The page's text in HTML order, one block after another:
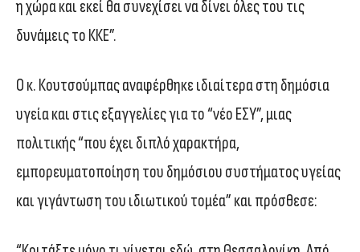
η χώρα και εκεί θα συνεχίσει να δίνει όλες του τις
δυνάμεις το ΚΚΕ”.
Ο κ. Κουτσούμπας αναφέρθηκε ιδιαίτερα στη δημόσια
υγεία και στις εξαγγελίες για το “νέο ΕΣΥ”, μιας
πολιτικής “που έχει διπλό χαρακτήρα,
εμπορευματοποίηση του δημόσιου συστήματος υγείας
και γιγάντωση του ιδιωτικού τομέα” και πρόσθεσε: